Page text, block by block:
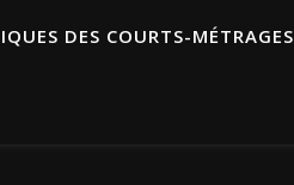
DES COURTS-MÉTRAGES